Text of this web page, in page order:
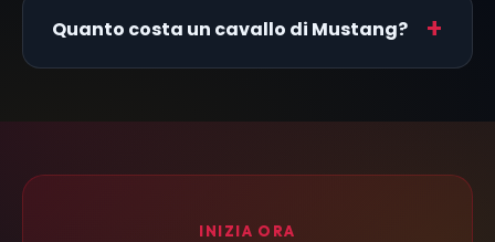
Quanto costa un cavallo di Mustang?
INIZIA ORA